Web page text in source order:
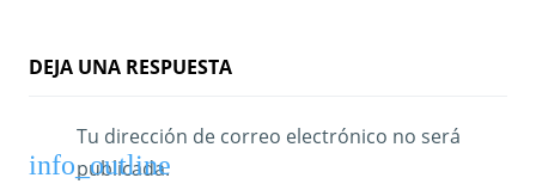
a
a
DEJA UNA RESPUESTA
Tu dirección de correo electrónico no será
publicada.